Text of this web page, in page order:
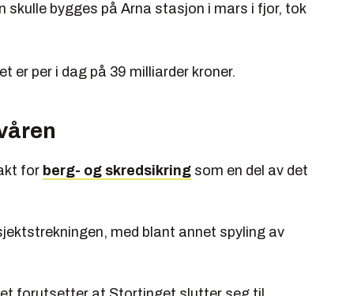
skulle bygges på Arna stasjon i mars i fjor, tok
er per i dag på 39 milliarder kroner.
for berg- og skredsikring som en del av det
med blant annet spyling av